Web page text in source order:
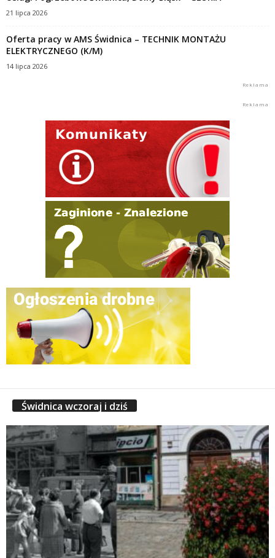
21 lipca 2026
Oferta pracy w AMS Świdnica – TECHNIK MONTAŻU
ELEKTRYCZNEGO (K/M)
14 lipca 2026
Świdnica wczoraj i dziś